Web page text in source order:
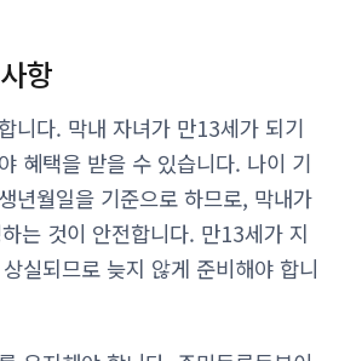
항
니다. 막내 자녀가 만13세가 되기
혜택을 받을 수 있습니다. 나이 기
년월일을 기준으로 하므로, 막내가
는 것이 안전합니다. 만13세가 지
실되므로 늦지 않게 준비해야 합니